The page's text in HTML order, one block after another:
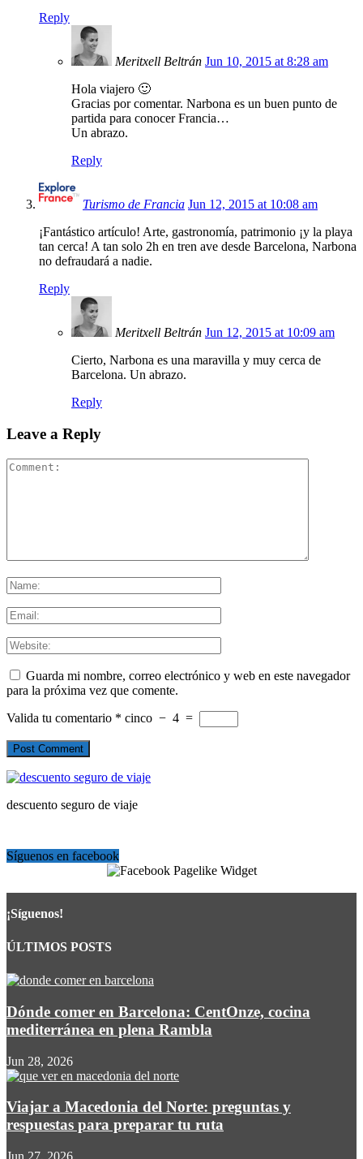
Reply
Meritxell Beltrán Jun 10, 2015 at 8:28 am
Hola viajero 🙂
Gracias por comentar. Narbona es un buen punto de
partida para conocer Francia…
Un abrazo.
Reply
Turismo de Francia Jun 12, 2015 at 10:08 am
¡Fantástico artículo! Arte, gastronomía, patrimonio ¡y la playa
tan cerca! A tan solo 2h en tren ave desde Barcelona, Narbona
no defraudará a nadie.
Reply
Meritxell Beltrán Jun 12, 2015 at 10:09 am
Cierto, Narbona es una maravilla y muy cerca de
Barcelona. Un abrazo.
Reply
Leave a Reply
Guarda mi nombre, correo electrónico y web en este navegador
para la próxima vez que comente.
Valida tu comentario * cinco − 4 =
descuento seguro de viaje
Síguenos en facebook
Escríbenos: beltranvalles@gmail.com
¡Síguenos!
ÚLTIMOS POSTS
Dónde comer en Barcelona: CentOnze, cocina
mediterránea en plena Rambla
Jun 28, 2026
Viajar a Macedonia del Norte: preguntas y
respuestas para preparar tu ruta